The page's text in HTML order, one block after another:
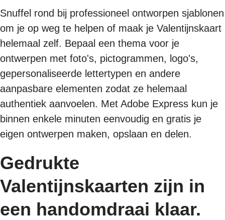
Snuffel rond bij professioneel ontworpen sjablonen
om je op weg te helpen of maak je Valentijnskaart
helemaal zelf. Bepaal een thema voor je
ontwerpen met foto's, pictogrammen, logo's,
gepersonaliseerde lettertypen en andere
aanpasbare elementen zodat ze helemaal
authentiek aanvoelen. Met Adobe Express kun je
binnen enkele minuten eenvoudig en gratis je
eigen ontwerpen maken, opslaan en delen.
Gedrukte
Valentijnskaarten zijn in
een handomdraai klaar.